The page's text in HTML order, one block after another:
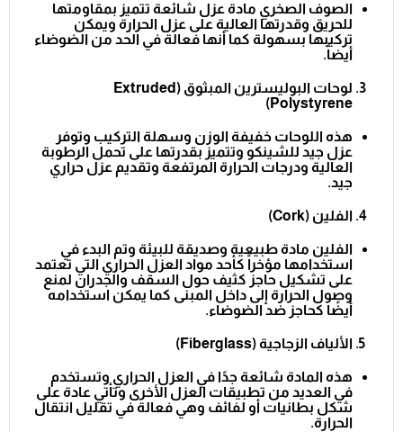
الصوف الصخري مادة عزل شائعة تتميز بمقاومتها
للحريق وقدرتها العالية على عزل الحرارة ويمكن
تركيبها بسهولة كما أنها فعالة في الحد من الضوضاء
أيضاً.
لوحات البوليسترين المبثوق ( Extruded
Polystyrene
)
هذه اللوحات خفيفة الوزن وسهلة التركيب وتوفر
عزل جيد للشينكو وتتميز بقدرتها على تحمل الرطوبة
العالية ودرجات الحرارة المرتفعة وتقديم عزل حراري
جيد.
الفلين (Cork
)
الفلين مادة طبيعية وصديقة للبيئة وتم البدء في
استخدامها مؤخراً كأحد مواد العزل الحراري التي تعتمد
على تشكيل حاجز كثيف حول السقف والجدران لمنع
وصول الحرارة إلى داخل المبنى كما يمكن استخدامه
أيضًا كحاجز ضد الضوضاء.
الألياف الزجاجية (Fiberglass
)
هذه المادة شائعة جدًا في العزل الحراري وتستخدم
في العديد من تطبيقات العزل الأخرى وتأتي عادة على
شكل بطانيات أو لفائف وهي فعالة في تقليل انتقال
الحرارة.